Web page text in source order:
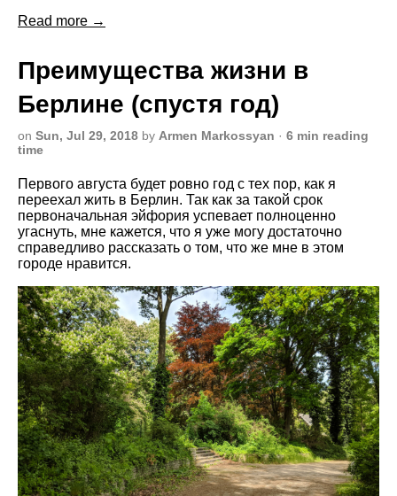
Read more →
Преимущества жизни в
Берлине (спустя год)
on Sun, Jul 29, 2018 by Armen Markossyan · 6 min reading
time
Первого августа будет ровно год с тех пор, как я
переехал жить в Берлин. Так как за такой срок
первоначальная эйфория успевает полноценно
угаснуть, мне кажется, что я уже могу достаточно
справедливо рассказать о том, что же мне в этом
городе нравится.